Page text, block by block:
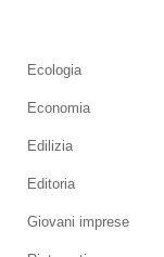
Ecologia
Economia
Edilizia
Editoria
Giovani imprese